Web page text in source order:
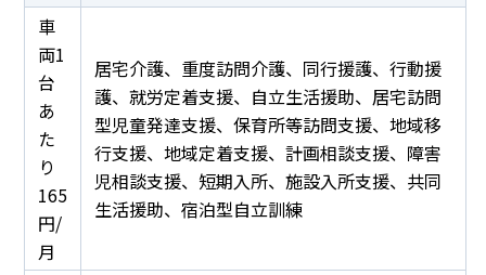
車
両1
台
あ
た
り
165
円/
月
居宅介護、重度訪問介護、同行援護、行動援
護、就労定着支援、自立生活援助、居宅訪問
型児童発達支援、保育所等訪問支援、地域移
行支援、地域定着支援、計画相談支援、障害
児相談支援、短期入所、施設入所支援、共同
生活援助、宿泊型自立訓練